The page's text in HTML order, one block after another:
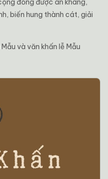
đồng được an khang,
biến hung thành cát, giải
và văn khấn lễ Mẫu